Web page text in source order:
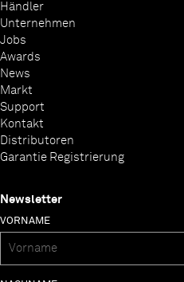
Händler
Unternehmen
Jobs
Awards
News
Markt
Support
Kontakt
Distributoren
Garantie Registrierung
Newsletter
VORNAME